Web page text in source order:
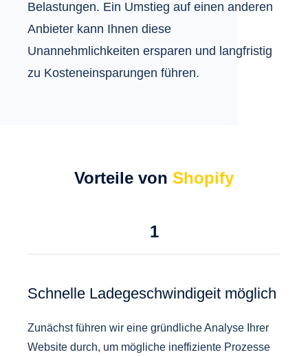
Belastungen. Ein Umstieg auf einen anderen
Anbieter kann Ihnen diese
Unannehmlichkeiten ersparen und langfristig
zu Kosteneinsparungen führen.
Vorteile von Shopify
1
Schnelle Ladegeschwindigeit möglich
Zunächst führen wir eine gründliche Analyse Ihrer
Website durch, um mögliche ineffiziente Prozesse